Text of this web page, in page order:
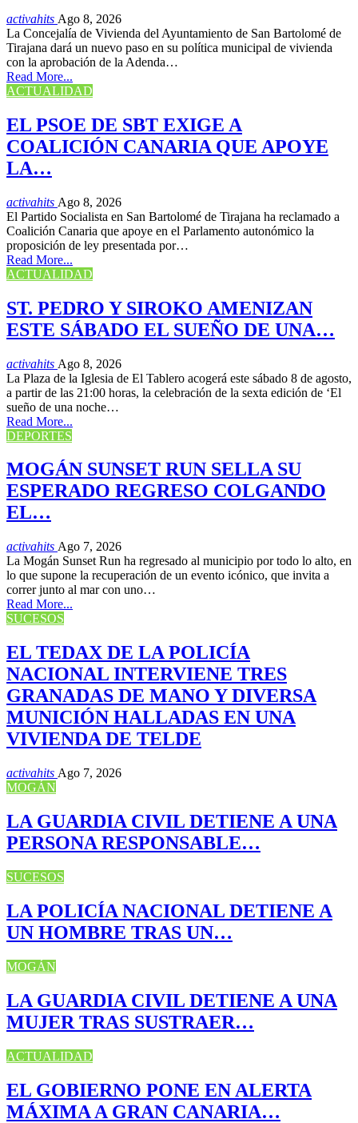
activahits Ago 8, 2026
La Concejalía de Vivienda del Ayuntamiento de San Bartolomé de
Tirajana dará un nuevo paso en su política municipal de vivienda
con la aprobación de la Adenda…
Read More...
ACTUALIDAD
EL PSOE DE SBT EXIGE A
COALICIÓN CANARIA QUE APOYE
LA…
activahits Ago 8, 2026
El Partido Socialista en San Bartolomé de Tirajana ha reclamado a
Coalición Canaria que apoye en el Parlamento autonómico la
proposición de ley presentada por…
Read More...
ACTUALIDAD
ST. PEDRO Y SIROKO AMENIZAN
ESTE SÁBADO EL SUEÑO DE UNA…
activahits Ago 8, 2026
La Plaza de la Iglesia de El Tablero acogerá este sábado 8 de agosto,
a partir de las 21:00 horas, la celebración de la sexta edición de ‘El
sueño de una noche…
Read More...
DEPORTES
MOGÁN SUNSET RUN SELLA SU
ESPERADO REGRESO COLGANDO
EL…
activahits Ago 7, 2026
La Mogán Sunset Run ha regresado al municipio por todo lo alto, en
lo que supone la recuperación de un evento icónico, que invita a
correr junto al mar con uno…
Read More...
SUCESOS
EL TEDAX DE LA POLICÍA
NACIONAL INTERVIENE TRES
GRANADAS DE MANO Y DIVERSA
MUNICIÓN HALLADAS EN UNA
VIVIENDA DE TELDE
activahits Ago 7, 2026
MOGÁN
LA GUARDIA CIVIL DETIENE A UNA
PERSONA RESPONSABLE…
SUCESOS
LA POLICÍA NACIONAL DETIENE A
UN HOMBRE TRAS UN…
MOGÁN
LA GUARDIA CIVIL DETIENE A UNA
MUJER TRAS SUSTRAER…
ACTUALIDAD
EL GOBIERNO PONE EN ALERTA
MÁXIMA A GRAN CANARIA…